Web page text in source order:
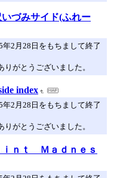
づみサイド(ふれー
年2月28日をもちまして終了
がとうございました。
index
年2月28日をもちまして終了
がとうございました。
ｉｎｔ Ｍａｄｎｅｓ